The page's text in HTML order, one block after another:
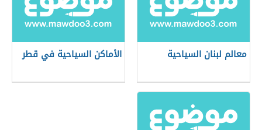
معالم لبنان السياحية الأماكن السياحية في قطر